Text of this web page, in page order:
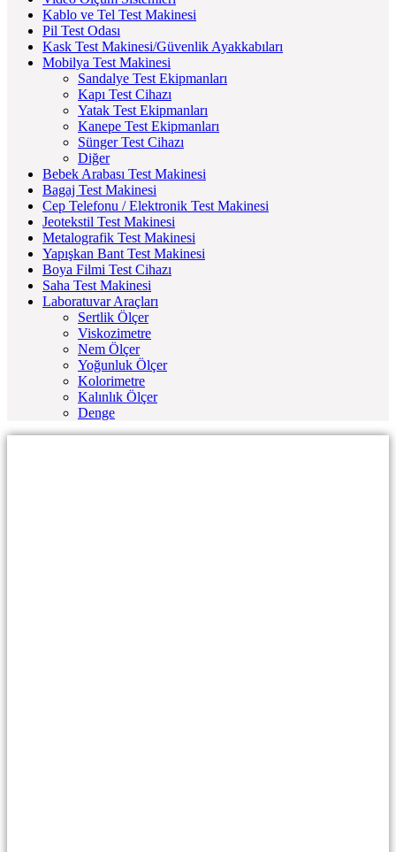
Kablo ve Tel Test Makinesi
Pil Test Odası
Kask Test Makinesi/Güvenlik Ayakkabıları
Mobilya Test Makinesi
Sandalye Test Ekipmanları
Kapı Test Cihazı
Yatak Test Ekipmanları
Kanepe Test Ekipmanları
Sünger Test Cihazı
Diğer
Bebek Arabası Test Makinesi
Bagaj Test Makinesi
Cep Telefonu / Elektronik Test Makinesi
Jeotekstil Test Makinesi
Metalografik Test Makinesi
Yapışkan Bant Test Makinesi
Boya Filmi Test Cihazı
Saha Test Makinesi
Laboratuvar Araçları
Sertlik Ölçer
Viskozimetre
Nem Ölçer
Yoğunluk Ölçer
Kolorimetre
Kalınlık Ölçer
Denge